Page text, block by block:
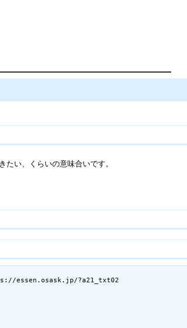
い、くらいの意味合いです。